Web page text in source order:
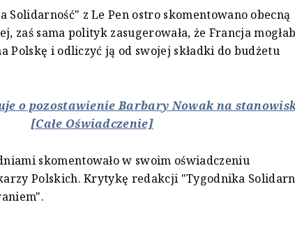
z Le Pen ostro skomentowano obecną
zaś sama polityk zasugerowała, że Francja
Polskę i odliczyć ją od swojej składki do budżetu
o pozostawienie Barbary Nowak na
[Całe Oświadczenie]
skomentowało w swoim oświadczeniu
Polskich. Krytykę redakcji "Tygodnika